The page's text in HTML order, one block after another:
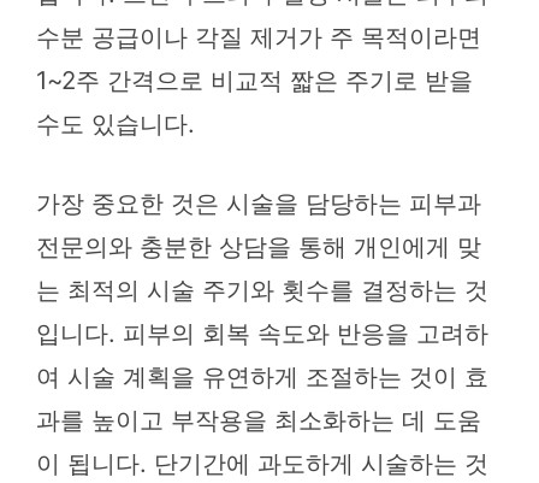
수분 공급이나 각질 제거가 주 목적이라면
1~2주 간격으로 비교적 짧은 주기로 받을
수도 있습니다.
가장 중요한 것은 시술을 담당하는 피부과
전문의와 충분한 상담을 통해 개인에게 맞
는 최적의 시술 주기와 횟수를 결정하는 것
입니다. 피부의 회복 속도와 반응을 고려하
여 시술 계획을 유연하게 조절하는 것이 효
과를 높이고 부작용을 최소화하는 데 도움
이 됩니다. 단기간에 과도하게 시술하는 것